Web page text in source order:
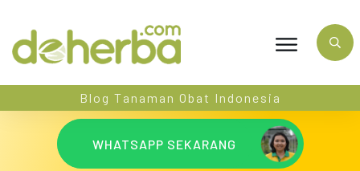
Blog Tanaman Obat Indonesia
WHATSAPP SEKARANG